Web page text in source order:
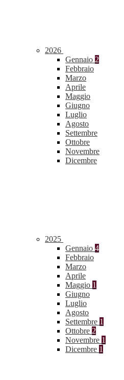
2026
Gennaio 2
Febbraio
Marzo
Aprile
Maggio
Giugno
Luglio
Agosto
Settembre
Ottobre
Novembre
Dicembre
2025
Gennaio 4
Febbraio
Marzo
Aprile
Maggio 1
Giugno
Luglio
Agosto
Settembre 1
Ottobre 2
Novembre 1
Dicembre 1